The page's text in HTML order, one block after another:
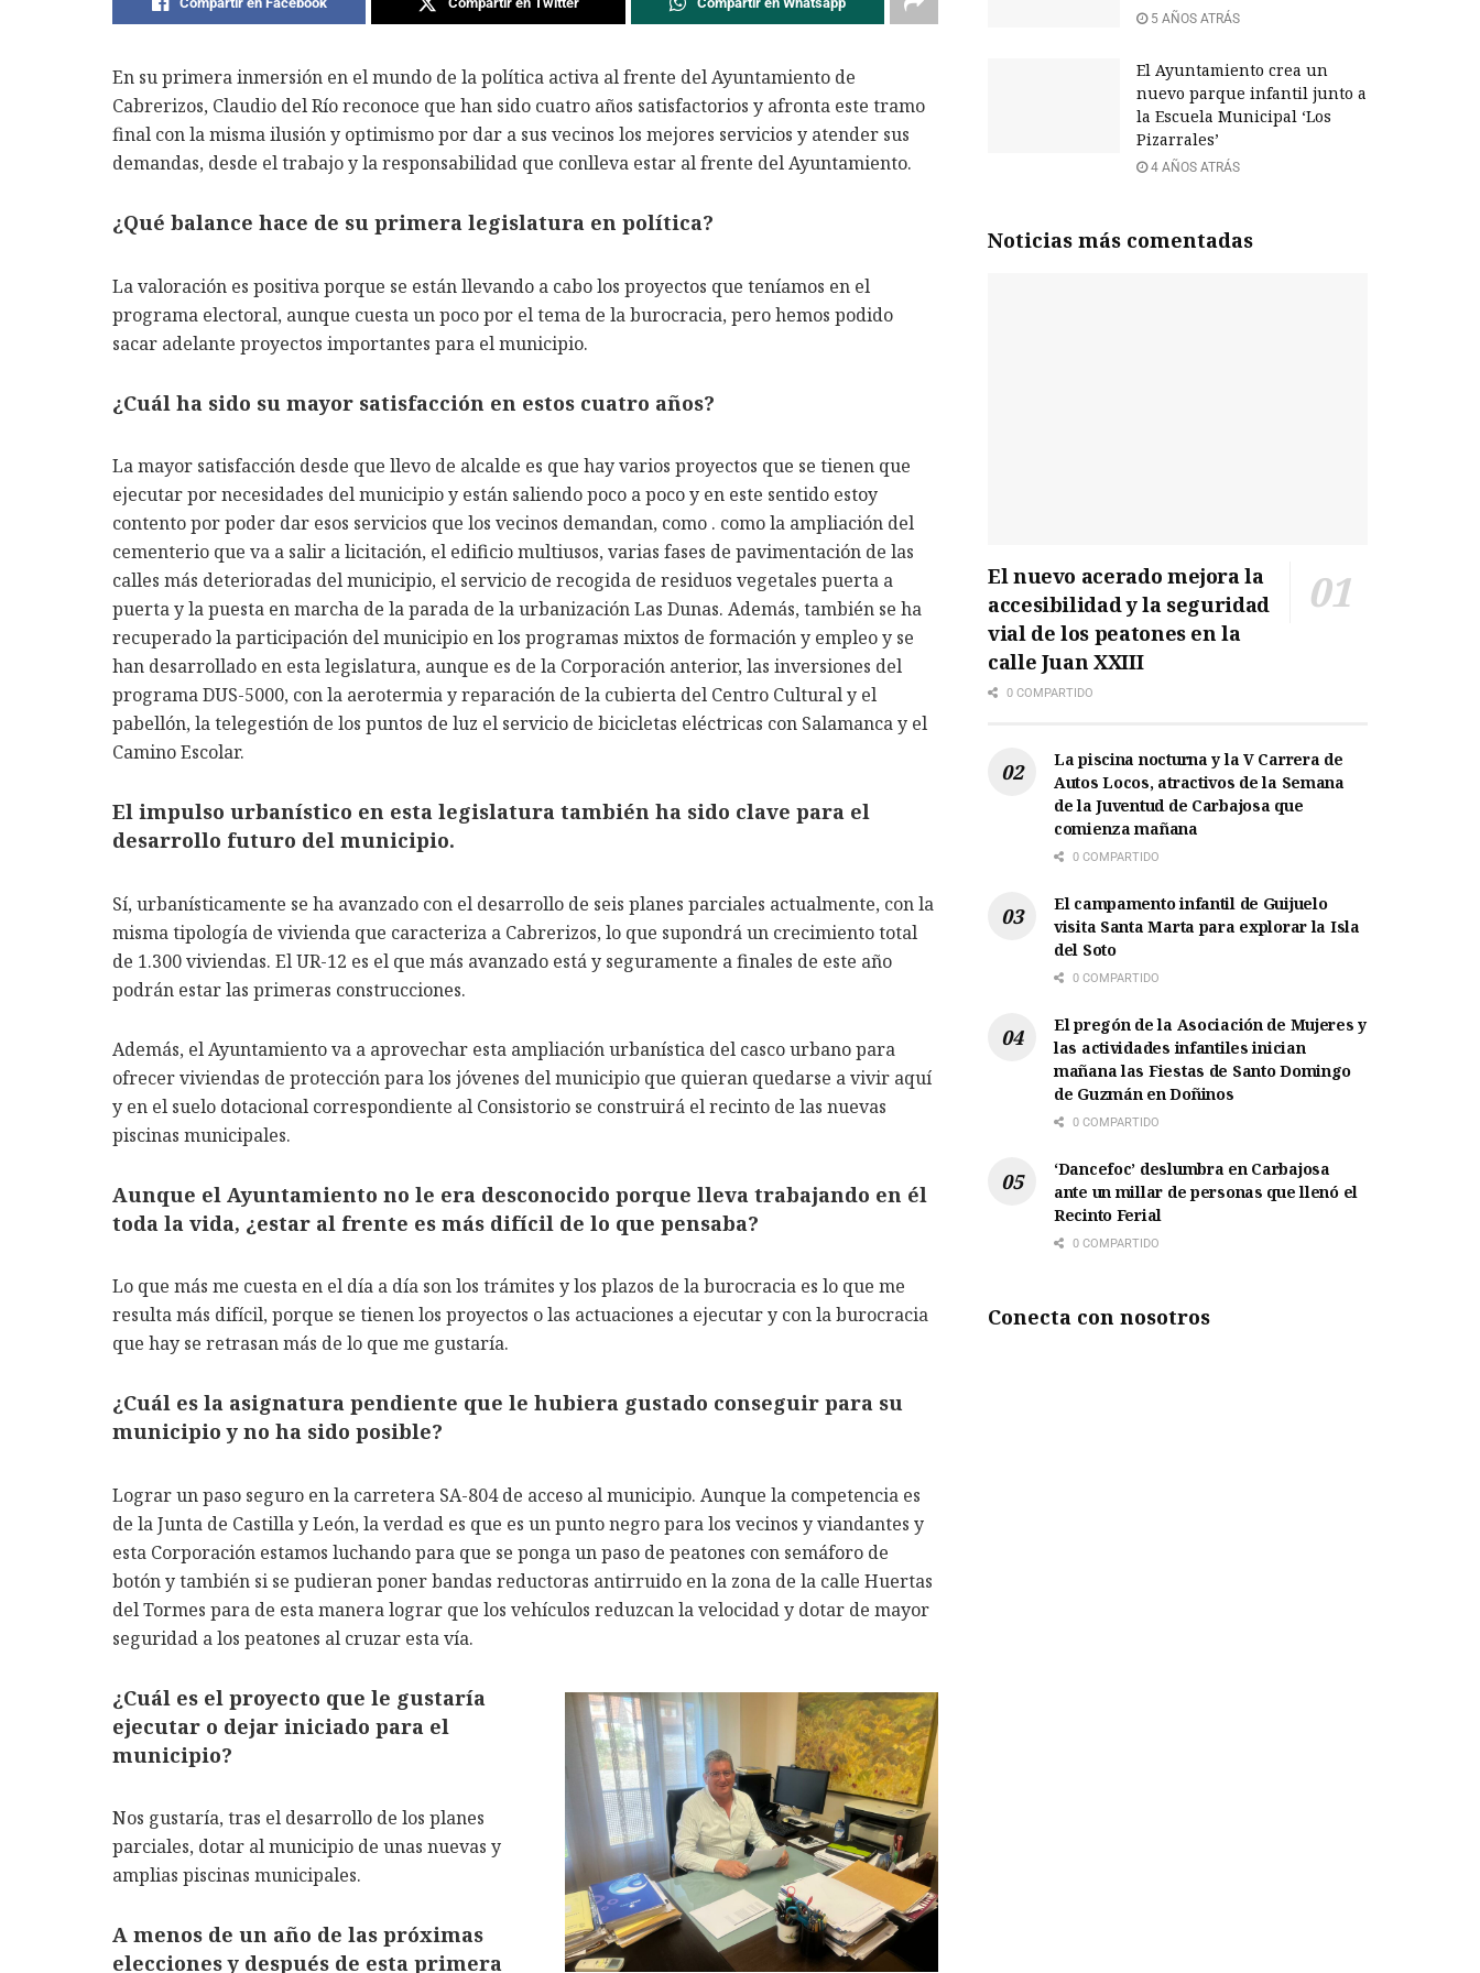
En su primera inmersión en el mundo de la política activa al frente del Ayuntamiento de
Cabrerizos, Claudio del Río reconoce que han sido cuatro años satisfactorios y afronta este tramo
final con la misma ilusión y optimismo por dar a sus vecinos los mejores servicios y atender sus
demandas, desde el trabajo y la responsabilidad que conlleva estar al frente del Ayuntamiento.
¿Qué balance hace de su primera legislatura en política?
La valoración es positiva porque se están llevando a cabo los proyectos que teníamos en el
programa electoral, aunque cuesta un poco por el tema de la burocracia, pero hemos podido
sacar adelante proyectos importantes para el municipio.
¿Cuál ha sido su mayor satisfacción en estos cuatro años?
La mayor satisfacción desde que llevo de alcalde es que hay varios proyectos que se tienen que
ejecutar por necesidades del municipio y están saliendo poco a poco y en este sentido estoy
contento por poder dar esos servicios que los vecinos demandan, como . como la ampliación del
cementerio que va a salir a licitación, el edificio multiusos, varias fases de pavimentación de las
calles más deterioradas del municipio, el servicio de recogida de residuos vegetales puerta a
puerta y la puesta en marcha de la parada de la urbanización Las Dunas. Además, también se ha
recuperado la participación del municipio en los programas mixtos de formación y empleo y se
han desarrollado en esta legislatura, aunque es de la Corporación anterior, las inversiones del
programa DUS-5000, con la aerotermia y reparación de la cubierta del Centro Cultural y el
pabellón, la telegestión de los puntos de luz el servicio de bicicletas eléctricas con Salamanca y el
Camino Escolar.
El impulso urbanístico en esta legislatura también ha sido clave para el
desarrollo futuro del municipio.
Sí, urbanísticamente se ha avanzado con el desarrollo de seis planes parciales actualmente, con la
misma tipología de vivienda que caracteriza a Cabrerizos, lo que supondrá un crecimiento total
de 1.300 viviendas. El UR-12 es el que más avanzado está y seguramente a finales de este año
podrán estar las primeras construcciones.
Además, el Ayuntamiento va a aprovechar esta ampliación urbanística del casco urbano para
ofrecer viviendas de protección para los jóvenes del municipio que quieran quedarse a vivir aquí
y en el suelo dotacional correspondiente al Consistorio se construirá el recinto de las nuevas
piscinas municipales.
Aunque el Ayuntamiento no le era desconocido porque lleva trabajando en él
toda la vida, ¿estar al frente es más difícil de lo que pensaba?
Lo que más me cuesta en el día a día son los trámites y los plazos de la burocracia es lo que me
resulta más difícil, porque se tienen los proyectos o las actuaciones a ejecutar y con la burocracia
que hay se retrasan más de lo que me gustaría.
¿Cuál es la asignatura pendiente que le hubiera gustado conseguir para su
municipio y no ha sido posible?
Lograr un paso seguro en la carretera SA-804 de acceso al municipio. Aunque la competencia es
de la Junta de Castilla y León, la verdad es que es un punto negro para los vecinos y viandantes y
esta Corporación estamos luchando para que se ponga un paso de peatones con semáforo de
botón y también si se pudieran poner bandas reductoras antirruido en la zona de la calle Huertas
del Tormes para de esta manera lograr que los vehículos reduzcan la velocidad y dotar de mayor
seguridad a los peatones al cruzar esta vía.
¿Cuál es el proyecto que le gustaría
ejecutar o dejar iniciado para el
municipio?
Nos gustaría, tras el desarrollo de los planes
parciales, dotar al municipio de unas nuevas y
amplias piscinas municipales.
A menos de un año de las próximas
elecciones y después de esta primera
5 AÑOS ATRÁS
El Ayuntamiento crea un
nuevo parque infantil junto a
la Escuela Municipal ‘Los
Pizarrales’
4 AÑOS ATRÁS
Noticias más comentadas
El nuevo acerado mejora la
accesibilidad y la seguridad
vial de los peatones en la
calle Juan XXIII
0 COMPARTIDO
La piscina nocturna y la V Carrera de
Autos Locos, atractivos de la Semana
de la Juventud de Carbajosa que
comienza mañana
0 COMPARTIDO
El campamento infantil de Guijuelo
visita Santa Marta para explorar la Isla
del Soto
0 COMPARTIDO
El pregón de la Asociación de Mujeres y
las actividades infantiles inician
mañana las Fiestas de Santo Domingo
de Guzmán en Doñinos
0 COMPARTIDO
‘Dancefoc’ deslumbra en Carbajosa
ante un millar de personas que llenó el
Recinto Ferial
0 COMPARTIDO
Conecta con nosotros